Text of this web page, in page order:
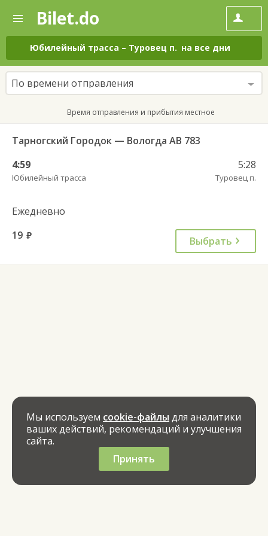
—
Поиск
и
покупка
билетов
на
автобус
онлайн
Bilet.do
Юбилейный трасса – Туровец п. на все дни
По времени отправления
Время отправления и прибытия местное
Тарногский Городок — Вологда АВ 783
4:59
Юбилейный трасса
5:28
Туровец п.
Ежедневно
19 руб. Выбрать
Мы используем cookie-файлы для аналитики
ваших действий, рекомендаций и улучшения
сайта.
Принять